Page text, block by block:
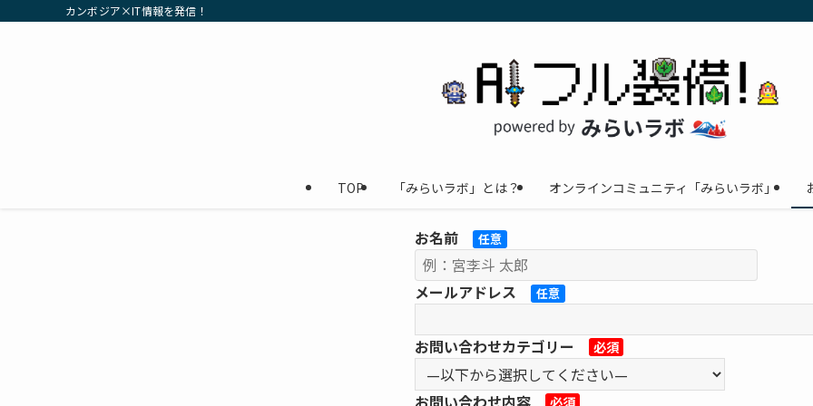
カンボジア×IT情報を発信！
TOP 「みらいラボ」とは？ オンラインコミュニティ「みらいラボ」
お名前 任意
メールアドレス 任意
お問い合わせカテゴリー 必須
お問い合わせ内容 必須